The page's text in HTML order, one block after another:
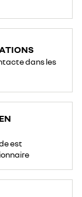
dans les
est